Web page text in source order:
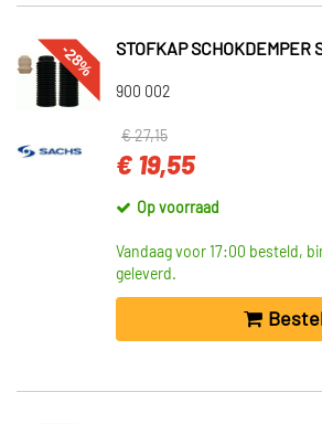
-28% STOFKAP SCHOKDEMPER
900 002
€ 27,15
€ 19,55
Op voorraad
Vandaag voor 17:00 besteld,
geleverd.